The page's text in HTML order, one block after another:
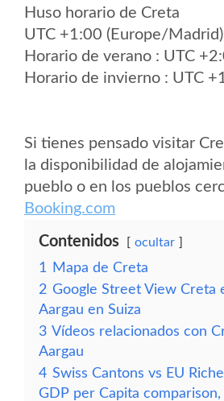
Huso horario de Creta
UTC +1:00 (Europe/Madrid)
Horario de verano : UTC
Horario de invierno : UTC
Si tienes pensado visitar
la disponibilidad de
pueblo o en los pueblos
Booking.com
Contenidos ocultar
1
Mapa de Creta
2 Google Street View Creta
Aargau en Suiza
3 Vídeos relacionados con
Aargau
4 Swiss Cantons vs EU
GDP per Capita